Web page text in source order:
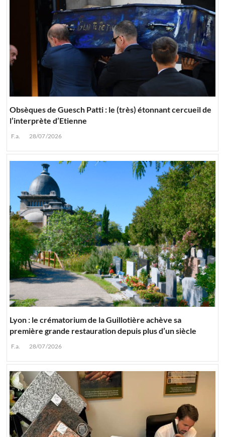
Obsèques de Guesch Patti : le (très) étonnant cercueil de
l’interprète d’Etienne
F.a. 28/07/2026
Lyon : le crématorium de la Guillotière achève sa
première grande restauration depuis plus d’un siècle
F.a. 28/07/2026